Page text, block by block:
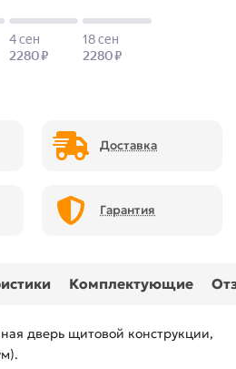
Доставка
Гарантия
Комплектующие
дверь щитовой конструкции,